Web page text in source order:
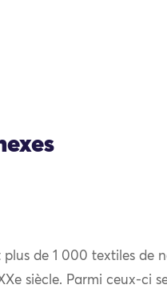
de 1 000 textiles de
siècle. Parmi ceux-ci